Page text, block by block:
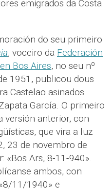
emigrados da Costa
do seu primeiro
, voceiro da Federación
Bos Aires, no seu nº
1951, publicou dous
Castelao asinados
García. O primeiro
versión anterior, con
que vira a luz
23 de novembro de
«Bos Ars, 8-11-940».
ambos, con
11/1940» e